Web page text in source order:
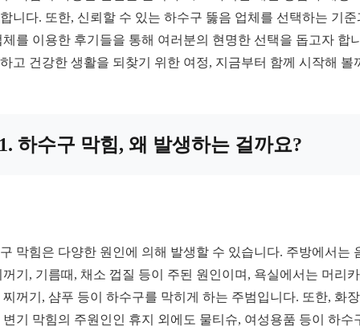
니다. 또한, 신뢰할 수 있는 하수구 뚫음 업체를 선택하는 기준
체를 이용한 후기들을 통해 여러분의 현명한 선택을 돕고자 합
고 건강한 생활을 되찾기 위한 여정, 지금부터 함께 시작해 볼
하수구 막힘, 왜 발생하는 걸까요?
막힘은 다양한 원인에 의해 발생할 수 있습니다. 주방에서는
꺼기, 기름때, 채소 껍질 등이 주된 원인이며, 욕실에서는 머리
찌꺼기, 샴푸 등이 하수구를 막히게 하는 주범입니다. 또한, 화
변기 막힘의 주원인인 휴지 외에도 물티슈, 여성용품 등이 하수